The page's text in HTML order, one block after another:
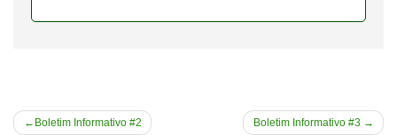
Navegação
Boletim Informativo #2 Boletim Informativo #3